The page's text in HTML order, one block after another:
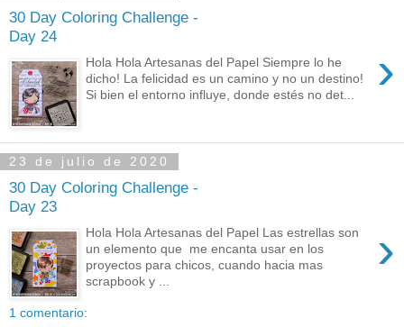
30 Day Coloring Challenge -
Day 24
›
Hola Hola Artesanas del Papel Siempre lo he
dicho! La felicidad es un camino y no un destino!
Si bien el entorno influye, donde estés no det...
23 de julio de 2020
30 Day Coloring Challenge -
Day 23
›
Hola Hola Artesanas del Papel Las estrellas son
un elemento que me encanta usar en los
proyectos para chicos, cuando hacia mas
scrapbook y ...
1 comentario: